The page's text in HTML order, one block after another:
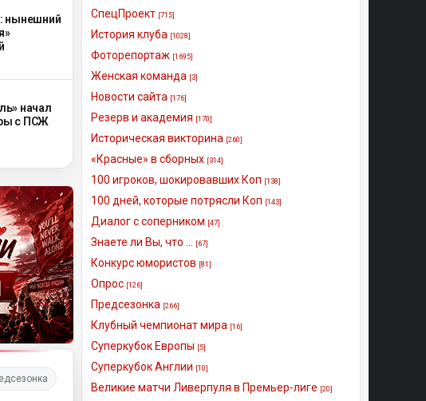
нынешний
начал
с ПСЖ
СпецПроект [715]
История клуба [1028]
Фоторепортаж [1695]
Женская команда [3]
Новости сайта [176]
Резерв и академия [170]
Историческая викторина [260]
«Красные» в сборных [314]
100 игроков, шокировавших Коп [138]
100 дней, которые потрясли Коп [143]
Диалог с соперником [47]
Знаете ли Вы, что ... [67]
Конкурс юмористов [81]
Опрос [126]
Предсезонка [266]
Клубный чемпионат мира [16]
Суперкубок Европы [5]
Суперкубок Англии [10]
Великие матчи Ливерпуля в Премьер-лиге [20]